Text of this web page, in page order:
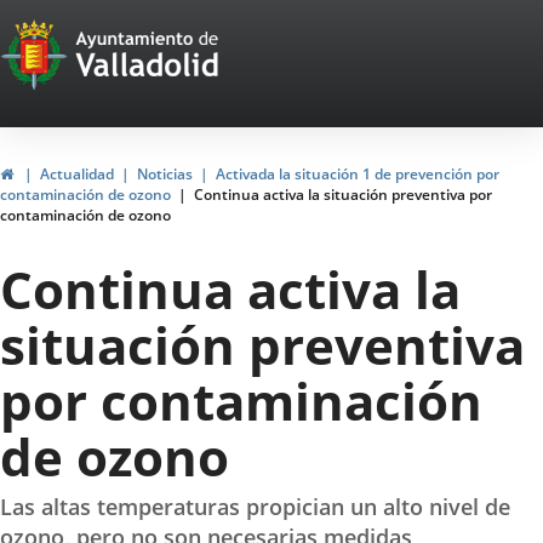
Portal
Web
del
Ayuntamiento
de
Valladolid
HomeActualidad Noticias
Activada la situación 1 de prevención por
contaminación de ozono
Continua activa la situación preventiva por
contaminación de ozono
Continua activa la
situación preventiva
por contaminación
de ozono
Las altas temperaturas propician un alto nivel de
ozono, pero no son necesarias medidas